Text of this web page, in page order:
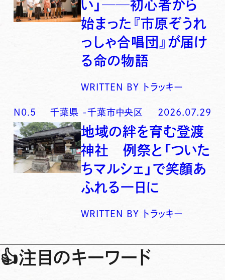
い」──初心者から
始まった『市原ぞうれ
っしゃ合唱団』が届け
る命の物語
WRITTEN BY トラッキー
N0. 5 千葉県 -千葉市中央区 2026.07.29
地域の絆を育む登渡
神社 例祭と「ついた
ちマルシェ」で笑顔あ
ふれる一日に
WRITTEN BY トラッキー
👍注目のキーワード